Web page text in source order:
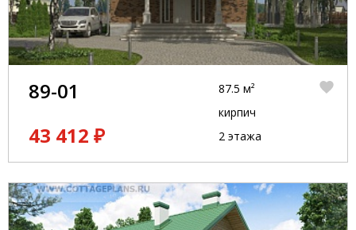
89-01
43 412 ₽
87.5 м²
кирпич
2 этажа